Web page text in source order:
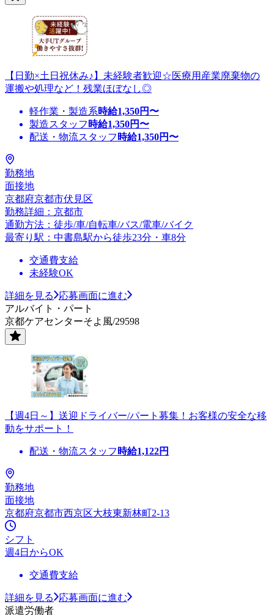
【日勤×土日祝休み♪】未経験者歓迎☆医療用産業廃棄物の
運搬や処理など！残業ほぼなし◎
軽作業・製造系時給1,350円〜
製造スタッフ 時給1,350円〜
配送・物流スタッフ 時給1,350円〜
勤務地
面接地
京都府京都市伏見区
勤務詳細：京都市
通勤方法：徒歩/車/自転車/バス/電車/バイク
最寄り駅：中書島駅から徒歩23分・車8分
交通費支給
未経験OK
詳細を見る
応募画面に進む
アルバイト・パート
京都ケアセンターそよ風/29598
【週4日～】送迎ドライバー/パート募集！お客様の安全な移
動をサポート！
配送・物流スタッフ 時給1,122円
勤務地
面接地
京都府京都市西京区大枝東新林町2-13
シフト
週4日からOK
交通費支給
詳細を見る
応募画面に進む
派遣労働者